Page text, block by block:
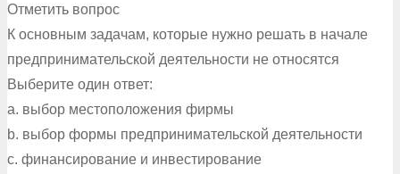
Отметить вопрос
К основным задачам, которые нужно решать в начале
предпринимательской деятельности не относятся
Выберите один ответ:
a. выбор местоположения фирмы
b. выбор формы предпринимательской деятельности
c. финансирование и инвестирование